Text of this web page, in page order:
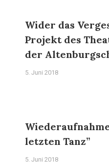
Wider das
Projekt des
der
5. Juni 2018
letzten Tanz”
5. Juni 2018